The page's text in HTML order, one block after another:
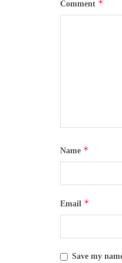
Comment *
Name *
Email *
Save my